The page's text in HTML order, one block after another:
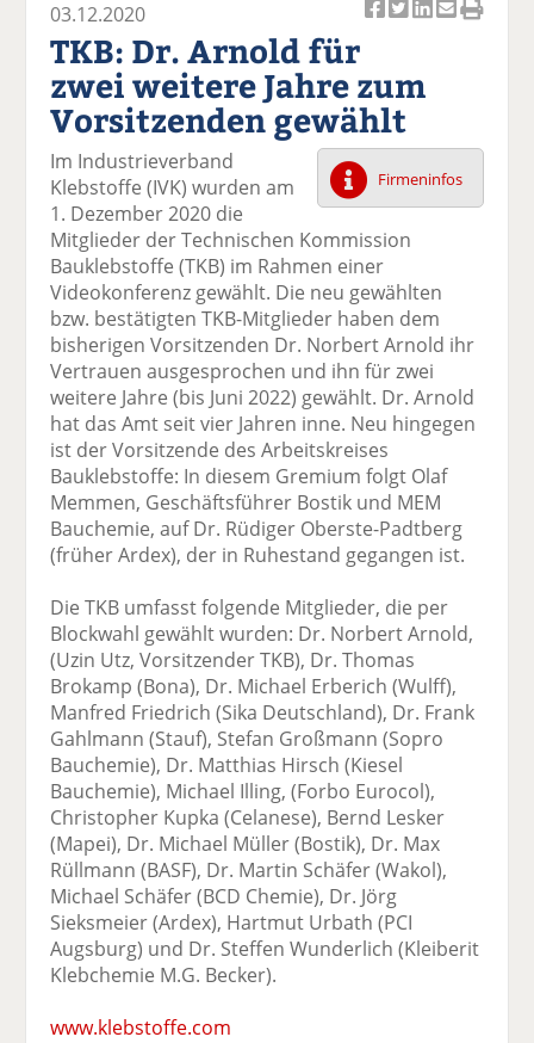
k
el
a
uf
F
ac
e
b
o
o
k
te
il
e
n
k
el
t
wi
tt
er
n
k
uf
Li
n
di
n
te
il
e
n
er
E
m
v
er
se
d
e
ck
e
03.12.2020
TKB: Dr. Arnold für
zwei weitere Jahre zum
Vorsitzenden gewählt
Firmeninfos
Im Industrieverband
Klebstoffe (IVK) wurden am
1. Dezember 2020 die
Mitglieder der Technischen Kommission
Bauklebstoffe (TKB) im Rahmen einer
Videokonferenz gewählt. Die neu gewählten
bzw. bestätigten TKB-Mitglieder haben dem
bisherigen Vorsitzenden Dr. Norbert Arnold ihr
Vertrauen ausgesprochen und ihn für zwei
weitere Jahre (bis Juni 2022) gewählt. Dr. Arnold
hat das Amt seit vier Jahren inne. Neu hingegen
ist der Vorsitzende des Arbeitskreises
Bauklebstoffe: In diesem Gremium folgt Olaf
Memmen, Geschäftsführer Bostik und MEM
Bauchemie, auf Dr. Rüdiger Oberste-Padtberg
(früher Ardex), der in Ruhestand gegangen ist.
Die TKB umfasst folgende Mitglieder, die per
Blockwahl gewählt wurden: Dr. Norbert Arnold,
(Uzin Utz, Vorsitzender TKB), Dr. Thomas
Brokamp (Bona), Dr. Michael Erberich (Wulff),
Manfred Friedrich (Sika Deutschland), Dr. Frank
Gahlmann (Stauf), Stefan Großmann (Sopro
Bauchemie), Dr. Matthias Hirsch (Kiesel
Bauchemie), Michael Illing, (Forbo Eurocol),
Christopher Kupka (Celanese), Bernd Lesker
(Mapei), Dr. Michael Müller (Bostik), Dr. Max
Rüllmann (BASF), Dr. Martin Schäfer (Wakol),
Michael Schäfer (BCD Chemie), Dr. Jörg
Sieksmeier (Ardex), Hartmut Urbath (PCI
Augsburg) und Dr. Steffen Wunderlich (Kleiberit
Klebchemie M.G. Becker).
www.klebstoffe.com